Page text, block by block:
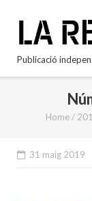
content
Publicació
Home/
31 maig 2019